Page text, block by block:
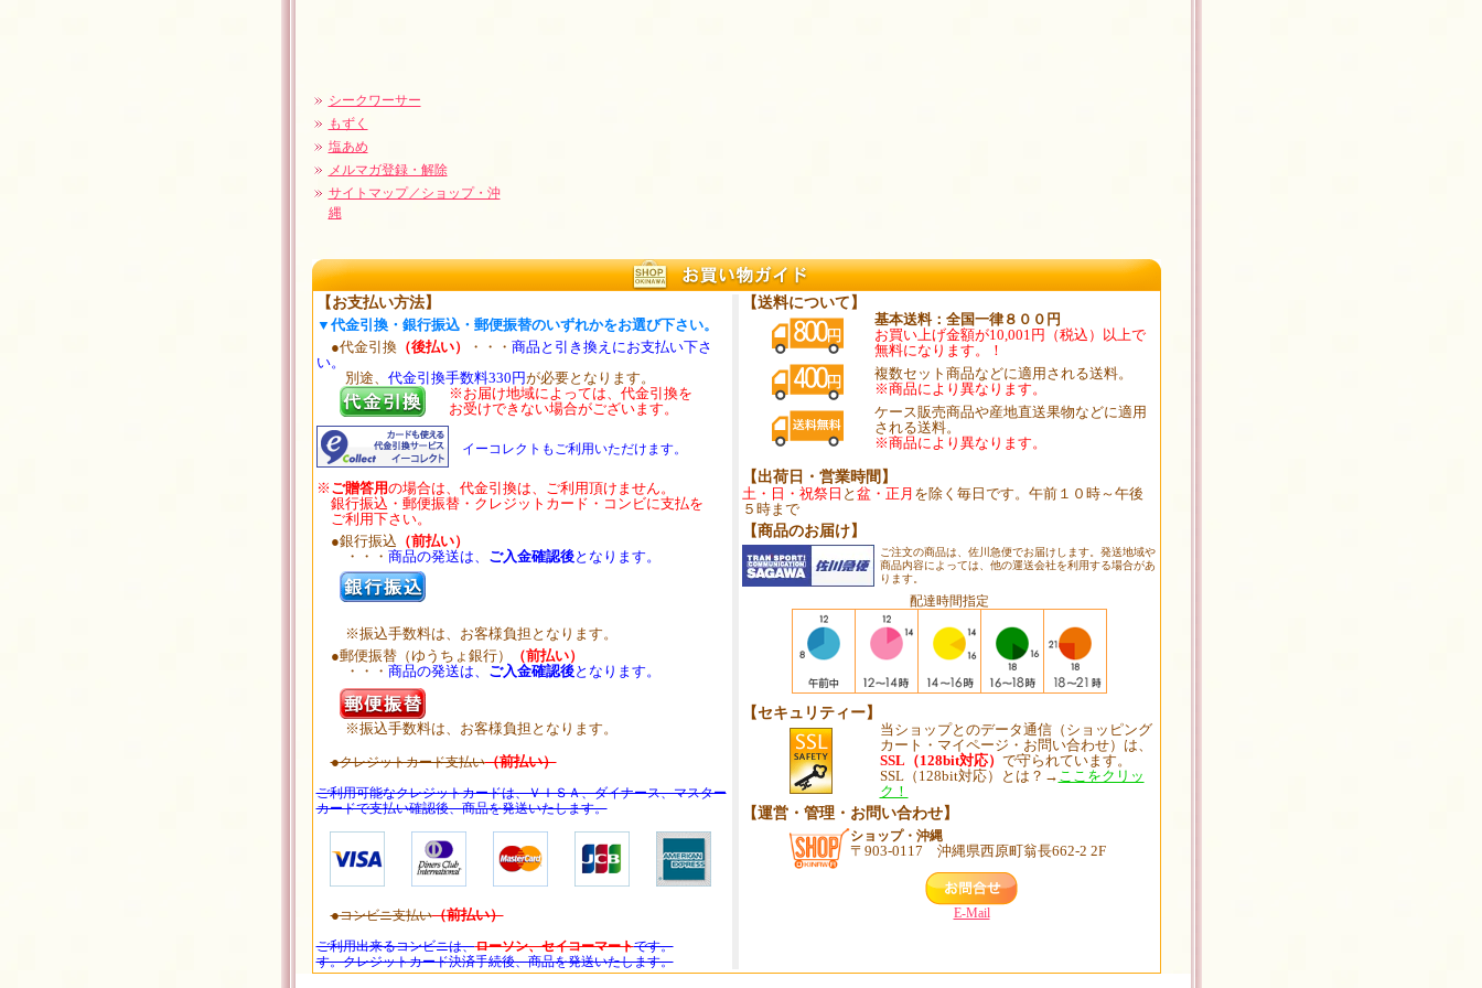
シークワーサー
もずく
塩あめ
メルマガ登録・解除
サイトマップ／ショップ・沖
縄
【お支払い方法】
▼代金引換・銀行振込・郵便振替のいずれかをお選び下さい。
●代金引換（後払い） ・・・ 商品と引き換えにお支払い下さ
い。
別途、 代金引換手数料330円が必要となります。
※お届け地域によっては、代金引換を
お受けできない場合がございます。
イーコレクトもご利用いただけます。
※ ご贈答用の場合は、代金引換は、ご利用頂けません。
銀行振込・郵便振替・クレジットカード・コンビに支払を
ご利用下さい。
●銀行振込 （前払い）
・・・ 商品の発送は、 ご入金確認後となります。
※振込手数料は、お客様負担となります。
●郵便振替（ゆうちょ銀行）
（前払い）
・・・ 商品の発送は、 ご入金確認後となります。
※振込手数料は、お客様負担となります。
●クレジットカード支払い（前払い）
ご利用可能なクレジットカードは、ＶＩＳＡ、ダイナース、マスター
カードで支払い確認後、商品を発送いたします。
●コンビニ支払い（前払い）
ご利用出来るコンビニは、ローソン、セイコーマートです。
す。クレジットカード決済手続後、商品を発送いたします。
【送料について】
基本送料：全国一律８００円
お買い上げ金額が10,001円（税込）以上で
無料になります。！
複数セット商品などに適用される送料。
※商品により異なります。
ケース販売商品や産地直送果物などに適用
される送料。
※商品により異なります。
【出荷日・営業時間】
土・日・祝祭日 と 盆・正月 を除く毎日です。午前１０時～午後
５時まで
【商品のお届け】
ご注文の商品は、佐川急便でお届けします。発送地域や
商品内容によっては、他の運送会社を利用する場合があ
ります。
配達時間指定
【セキュリティー】
当ショップとのデータ通信（ショッピング
カート・マイページ・お問い合わせ）は、
SSL（128bit対応） で守られています。
SSL（128bit対応）とは？→ ここをクリッ
ク！
【運営・管理・お問い合わせ】
ショップ・沖縄
〒903-0117 沖縄県西原町翁長662-2 2F
E-Mail